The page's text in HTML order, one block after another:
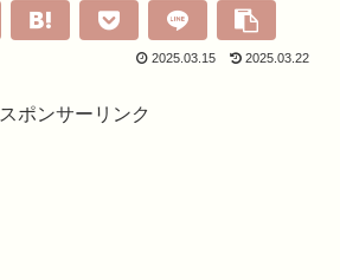
2025.03.15 2025.03.22
スポンサーリンク